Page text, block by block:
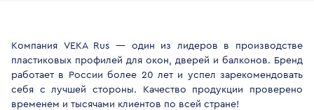
Компания VEKA Rus — один из лидеров в производстве
пластиковых профилей для окон, дверей и балконов. Бренд
работает в России более 20 лет и успел зарекомендовать
себя с лучшей стороны. Качество продукции проверено
временем и тысячами клиентов по всей стране!